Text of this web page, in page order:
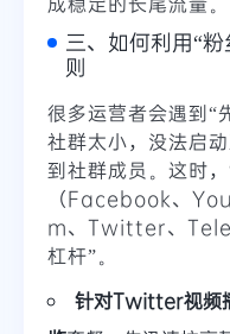
三、如何利用“
则
很多运营者会遇到“
社群太小，没法启
到社群成员。这时
（Facebook、
m、Twitter、
杠杆”。
针对Twitter视频